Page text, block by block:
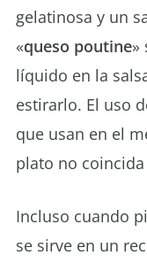
gelatinosa y un
«queso poutine»
líquido en la
estirarlo. El uso
que usan en el
plato no
Incluso cuando
se sirve en un